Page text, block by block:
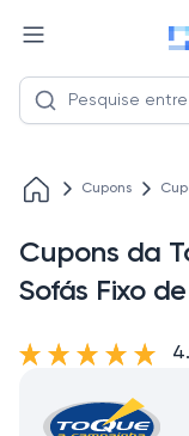
Cupons
Cupons da
Sofás Fixo